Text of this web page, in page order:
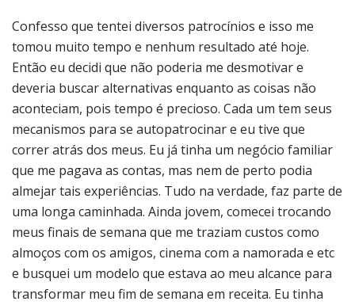
Confesso que tentei diversos patrocínios e isso me
tomou muito tempo e nenhum resultado até hoje.
Então eu decidi que não poderia me desmotivar e
deveria buscar alternativas enquanto as coisas não
aconteciam, pois tempo é precioso. Cada um tem seus
mecanismos para se autopatrocinar e eu tive que
correr atrás dos meus. Eu já tinha um negócio familiar
que me pagava as contas, mas nem de perto podia
almejar tais experiências. Tudo na verdade, faz parte de
uma longa caminhada. Ainda jovem, comecei trocando
meus finais de semana que me traziam custos como
almoços com os amigos, cinema com a namorada e etc
e busquei um modelo que estava ao meu alcance para
transformar meu fim de semana em receita. Eu tinha